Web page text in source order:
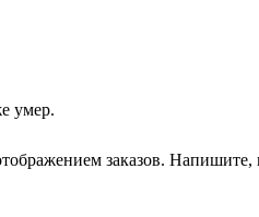
умер.
заказов. Напишите,